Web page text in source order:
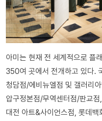
아미는 현재 전 세계적으로 플
350여 곳에서 전개하고 있다.
청담점/에비뉴엘점 및 갤러리
압구정본점/무역센터점/판교
대전 아트&사이언스점, 롯데